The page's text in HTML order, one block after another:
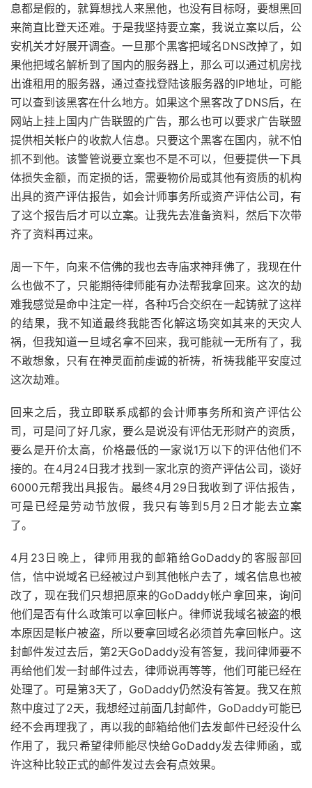
息都是假的，就算想找人来黑他，也没有目标呀，要想黑回
来简直比登天还难。于是我坚持要立案，我说立案以后，公
安机关才好展开调查。一旦那个黑客把域名DNS改掉了，如
果他把域名解析到了国内的服务器上，那么可以通过机房找
出谁租用的服务器，通过查找登陆该服务器的IP地址，可能
可以查到该黑客在什么地方。如果这个黑客改了DNS后，在
网站上挂上国内广告联盟的广告，那么也可以要求广告联盟
提供相关帐户的收款人信息。只要这个黑客在国内，就不怕
抓不到他。该警管说要立案也不是不可以，但要提供一下具
体损失金额，而定损的话，需要物价局或其他有资质的机构
出具的资产评估报告，如会计师事务所或资产评估公司，有
了这个报告后才可以立案。让我先去准备资料，然后下次带
齐了资料再过来。
周一下午，向来不信佛的我也去寺庙求神拜佛了，我现在什
么也做不了，只能期待律师能有办法帮我拿回来。这次的劫
难我感觉是命中注定一样，各种巧合交织在一起铸就了这样
的结果，我不知道最终我能否化解这场突如其来的天灾人
祸，但我知道一旦域名拿不回来，我可能就一无所有了，我
不敢想象，只有在神灵面前虔诚的祈祷，祈祷我能平安度过
这次劫难。
回来之后，我立即联系成都的会计师事务所和资产评估公
司，可是问了好几家，要么是说没有评估无形财产的资质，
要么是开价太高，价格最低的一家说1万以下的评估他们不
接的。在4月24日我才找到一家北京的资产评估公司，谈好
6000元帮我出具报告。最终4月29日我收到了评估报告，
可是已经是劳动节放假，我只有等到5月2日才能去立案
了。
4月23日晚上，律师用我的邮箱给GoDaddy的客服部回
信，信中说域名已经被过户到其他帐户去了，域名信息也被
改了，现在我们只想把原来的GoDaddy帐户拿回来，询问
他们是否有什么政策可以拿回帐户。律师说我域名被盗的根
本原因是帐户被盗，所以要拿回域名必须首先拿回帐户。这
封邮件发过去后，第2天GoDaddy没有答复，我问律师要不
再给他们发一封邮件过去，律师说再等等，他们可能已经在
处理了。可是第3天了，GoDaddy仍然没有答复。我又在煎
熬中度过了2天，我想经过前面几封邮件，GoDaddy可能已
经不会再理我了，再以我的邮箱给他们去发邮件已经没什么
作用了，我只希望律师能尽快给GoDaddy发去律师函，或
许这种比较正式的邮件发过去会有点效果。